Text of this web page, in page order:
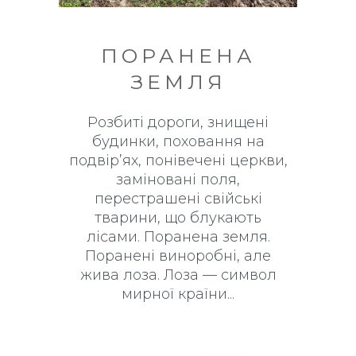
ПОРАНЕНА
ЗЕМЛЯ
Розбиті дороги, знищені
будинки, поховання на
подвір’ях, понівечені церкви,
заміновані поля,
перестрашені свійські
тварини, що блукають
лісами. Поранена земля.
Поранені виноробні, але
жива лоза. Лоза — символ
мирної країни